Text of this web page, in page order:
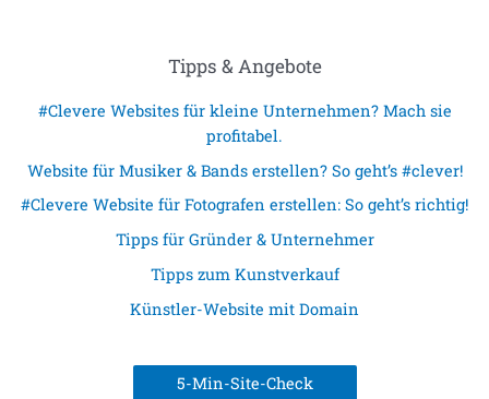
Tipps & Angebote
#Clevere Websites für kleine Unternehmen? Mach sie
profitabel.
Website für Musiker & Bands erstellen? So geht’s #clever!
#Clevere Website für Fotografen erstellen: So geht’s richtig!
Tipps für Gründer & Unternehmer
Tipps zum Kunstverkauf
Künstler-Website mit Domain
5-Min-Site-Check